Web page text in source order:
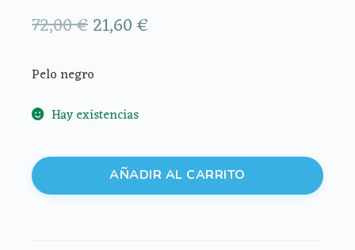
72,00€El
original
era:
21,60€
Pelo negro
Hay existencias
Saco
Twin
AÑADIR AL CARRITO